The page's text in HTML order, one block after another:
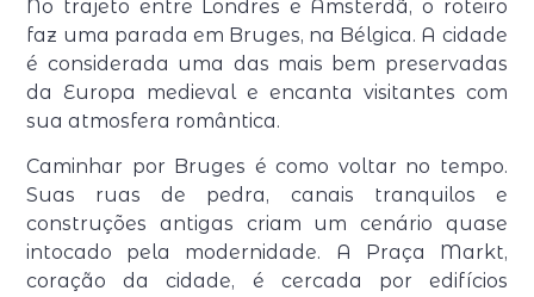
No trajeto entre Londres e Amsterdã, o roteiro
faz uma parada em Bruges, na Bélgica. A cidade
é considerada uma das mais bem preservadas
da Europa medieval e encanta visitantes com
sua atmosfera romântica.
Caminhar por Bruges é como voltar no tempo.
Suas ruas de pedra, canais tranquilos e
construções antigas criam um cenário quase
intocado pela modernidade. A Praça Markt,
coração da cidade, é cercada por edifícios